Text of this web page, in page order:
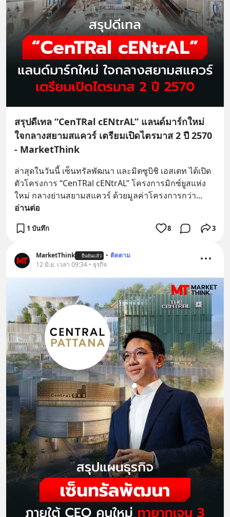
สรุปดีเทล “CenTRal cENtrAL” แลนด์มาร์กใหม่
ใจกลางสยามสแควร์ เตรียมเปิดไตรมาส 2 ปี 2570
- MarketThink
ล่าสุดในวันนี้ เซ็นทรัลพัฒนา และมิตซูบิชิ เอสเตท ได้เปิด
ตัวโครงการ “CenTRal cENtrAL” โครงการมิกซ์ยูสแห่ง
ใหม่ กลางย่านสยามสแควร์ ด้วยมูลค่าโครงการกว่า
อ่านต่อ
1 บันทึก 8 3
MarketThink ยืนยันแล้ว • ติดตาม
12 มิ.ย. เวลา 09:34 • ธุรกิจ